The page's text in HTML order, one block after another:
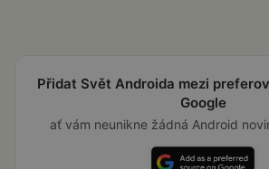
Přidat Svět Androida mezi
Google
ať vám neunikne žádná Android